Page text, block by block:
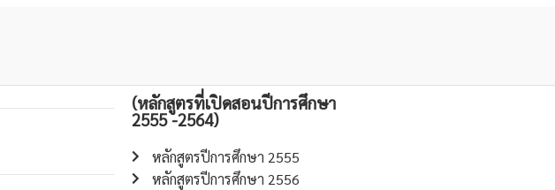
(หลักสูตรที่เปิดสอนปีการศึกษา
2555 -2564)
หลักสูตรปีการศึกษา 2555
หลักสูตรปีการศึกษา 2556